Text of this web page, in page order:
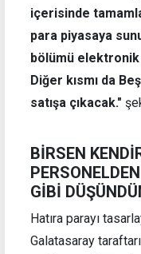
içerisinde
para piyasaya
bölümü elektronik
Diğer kısmı da
satışa çıkacak."
BİRSEN
GİBİ
Hatıra parayı
Galatasaray